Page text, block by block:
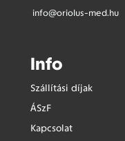
info@oriolus-med.hu
Info
Szállítási díjak
ÁSzF
Kapcsolat